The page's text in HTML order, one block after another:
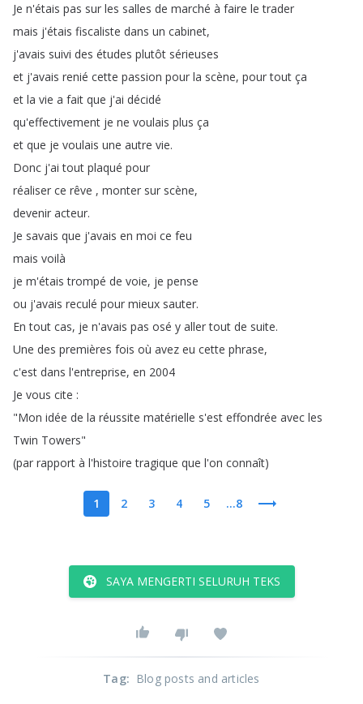
Je n'étais pas sur les salles de marché à faire le trader
mais j'étais fiscaliste dans un cabinet,
j'avais suivi des études plutôt sérieuses
et j'avais renié cette passion pour la scène, pour tout ça
et la vie a fait que j'ai décidé
qu'effectivement je ne voulais plus ça
et que je voulais une autre vie.
Donc j'ai tout plaqué pour
réaliser ce rêve , monter sur scène,
devenir acteur.
Je savais que j'avais en moi ce feu
mais voilà
je m'étais trompé de voie, je pense
ou j'avais reculé pour mieux sauter.
En tout cas, je n'avais pas osé y aller tout de suite.
Une des premières fois où avez eu cette phrase,
c'est dans l'entreprise, en 2004
Je vous cite :
"Mon idée de la réussite matérielle s'est effondrée avec les
Twin Towers"
(par rapport à l'histoire tragique que l'on connaît)
1 2 3 4 5 ...8
SAYA MENGERTI SELURUH TEKS
Tag: Blog posts and articles